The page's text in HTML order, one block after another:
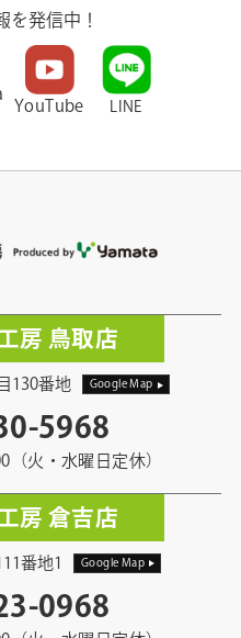
を発信中！
YouTube LINE
房 鳥取店
130番地 Google Map
5968
（火・水曜日定休）
房 倉吉店
番地1 Google Map
0968